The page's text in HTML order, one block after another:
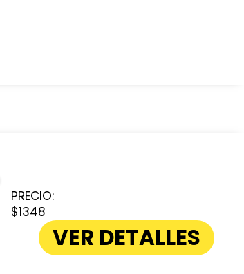
PRECIO:
$1348
VER DETALLES